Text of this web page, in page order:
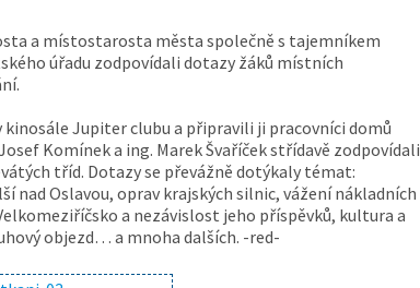
a místostarosta města společně s tajemníkem
úřadu zodpovídali dotazy žáků místních
kinosále Jupiter clubu a připravili ji pracovníci domů
Komínek a ing. Marek Švaříček střídavě zodpovídali
tříd. Dotazy se převážně dotýkaly témat:
nad Oslavou, oprav krajských silnic, vážení nákladních
a nezávislost jeho příspěvků, kultura a
objezd… a mnoha dalších. -red-